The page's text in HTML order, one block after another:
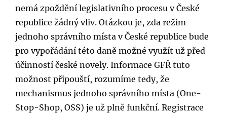
nemá zpoždění legislativního procesu v České
republice žádný vliv. Otázkou je, zda režim
jednoho správního místa v České republice bude
pro vypořádání této daně možné využít už před
účinností české novely. Informace GFŘ tuto
možnost připouští, rozumíme tedy, že
mechanismus jednoho správního místa (One-
Stop-Shop, OSS) je už plně funkční. Registrace